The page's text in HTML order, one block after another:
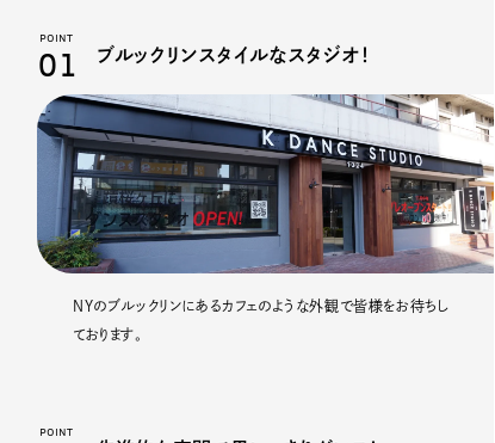
POINT
01 ブルックリンスタイルなスタジオ！
NYのブルックリンにあるカフェのような外観で皆様をお待ちし
ております。
POINT